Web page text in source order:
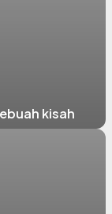
kisah